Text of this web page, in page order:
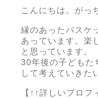
こんにちは。がっ
縁のあったバスケ
あっています。楽
と思っています。
30年後の子どもた
して考えていきた
【↑↑詳しいプロ